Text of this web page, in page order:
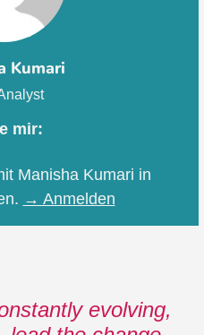
Kumari
mir:
Manisha Kumari in
→ Anmelden
evolving,